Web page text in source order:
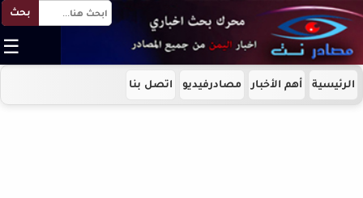
بحث
☰
الرئيسية أهم الأخبار مصادرفيديو اتصل بنا